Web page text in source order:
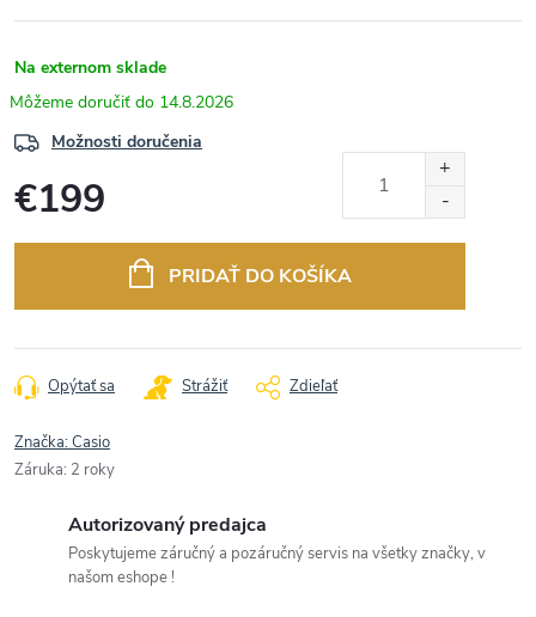
Na externom sklade
14.8.2026
Možnosti doručenia
€199
PRIDAŤ DO KOŠÍKA
Opýtať sa Strážiť Zdieľať
Značka:Casio
Záruka: 2 roky
Autorizovaný predajca
Poskytujeme záručný a pozáručný servis na všetky značky, v
našom eshope !